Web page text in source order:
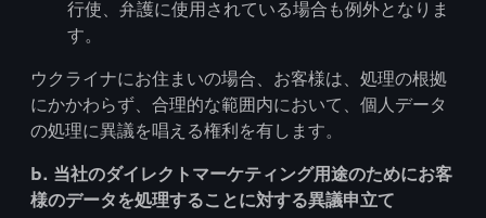
行使、弁護に使用されている場合も例外となりま
す。
ウクライナにお住まいの場合、お客様は、処理の根拠
にかかわらず、合理的な範囲内において、個人データ
の処理に異議を唱える権利を有します。
b. 当社のダイレクトマーケティング用途のためにお客
様のデータを処理することに対する異議申立て